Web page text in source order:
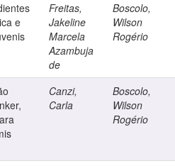
e
Freitas,
Jakeline
Marcela
Azambuja
de
Boscolo,
Wilson
Rogério
Canzi,
Carla
Boscolo,
Wilson
Rogério